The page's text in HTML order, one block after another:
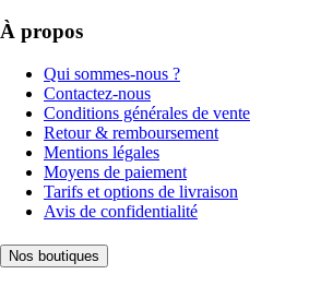
À propos
Qui sommes-nous ?
Contactez-nous
Conditions générales de vente
Retour & remboursement
Mentions légales
Moyens de paiement
Tarifs et options de livraison
Avis de confidentialité
Nos boutiques